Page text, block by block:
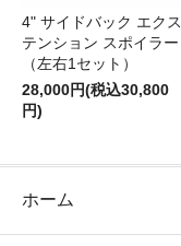
4" サイドバック エクス
テンション スポイラー
（左右1セット）
28,000円(税込30,800
円)
ホーム